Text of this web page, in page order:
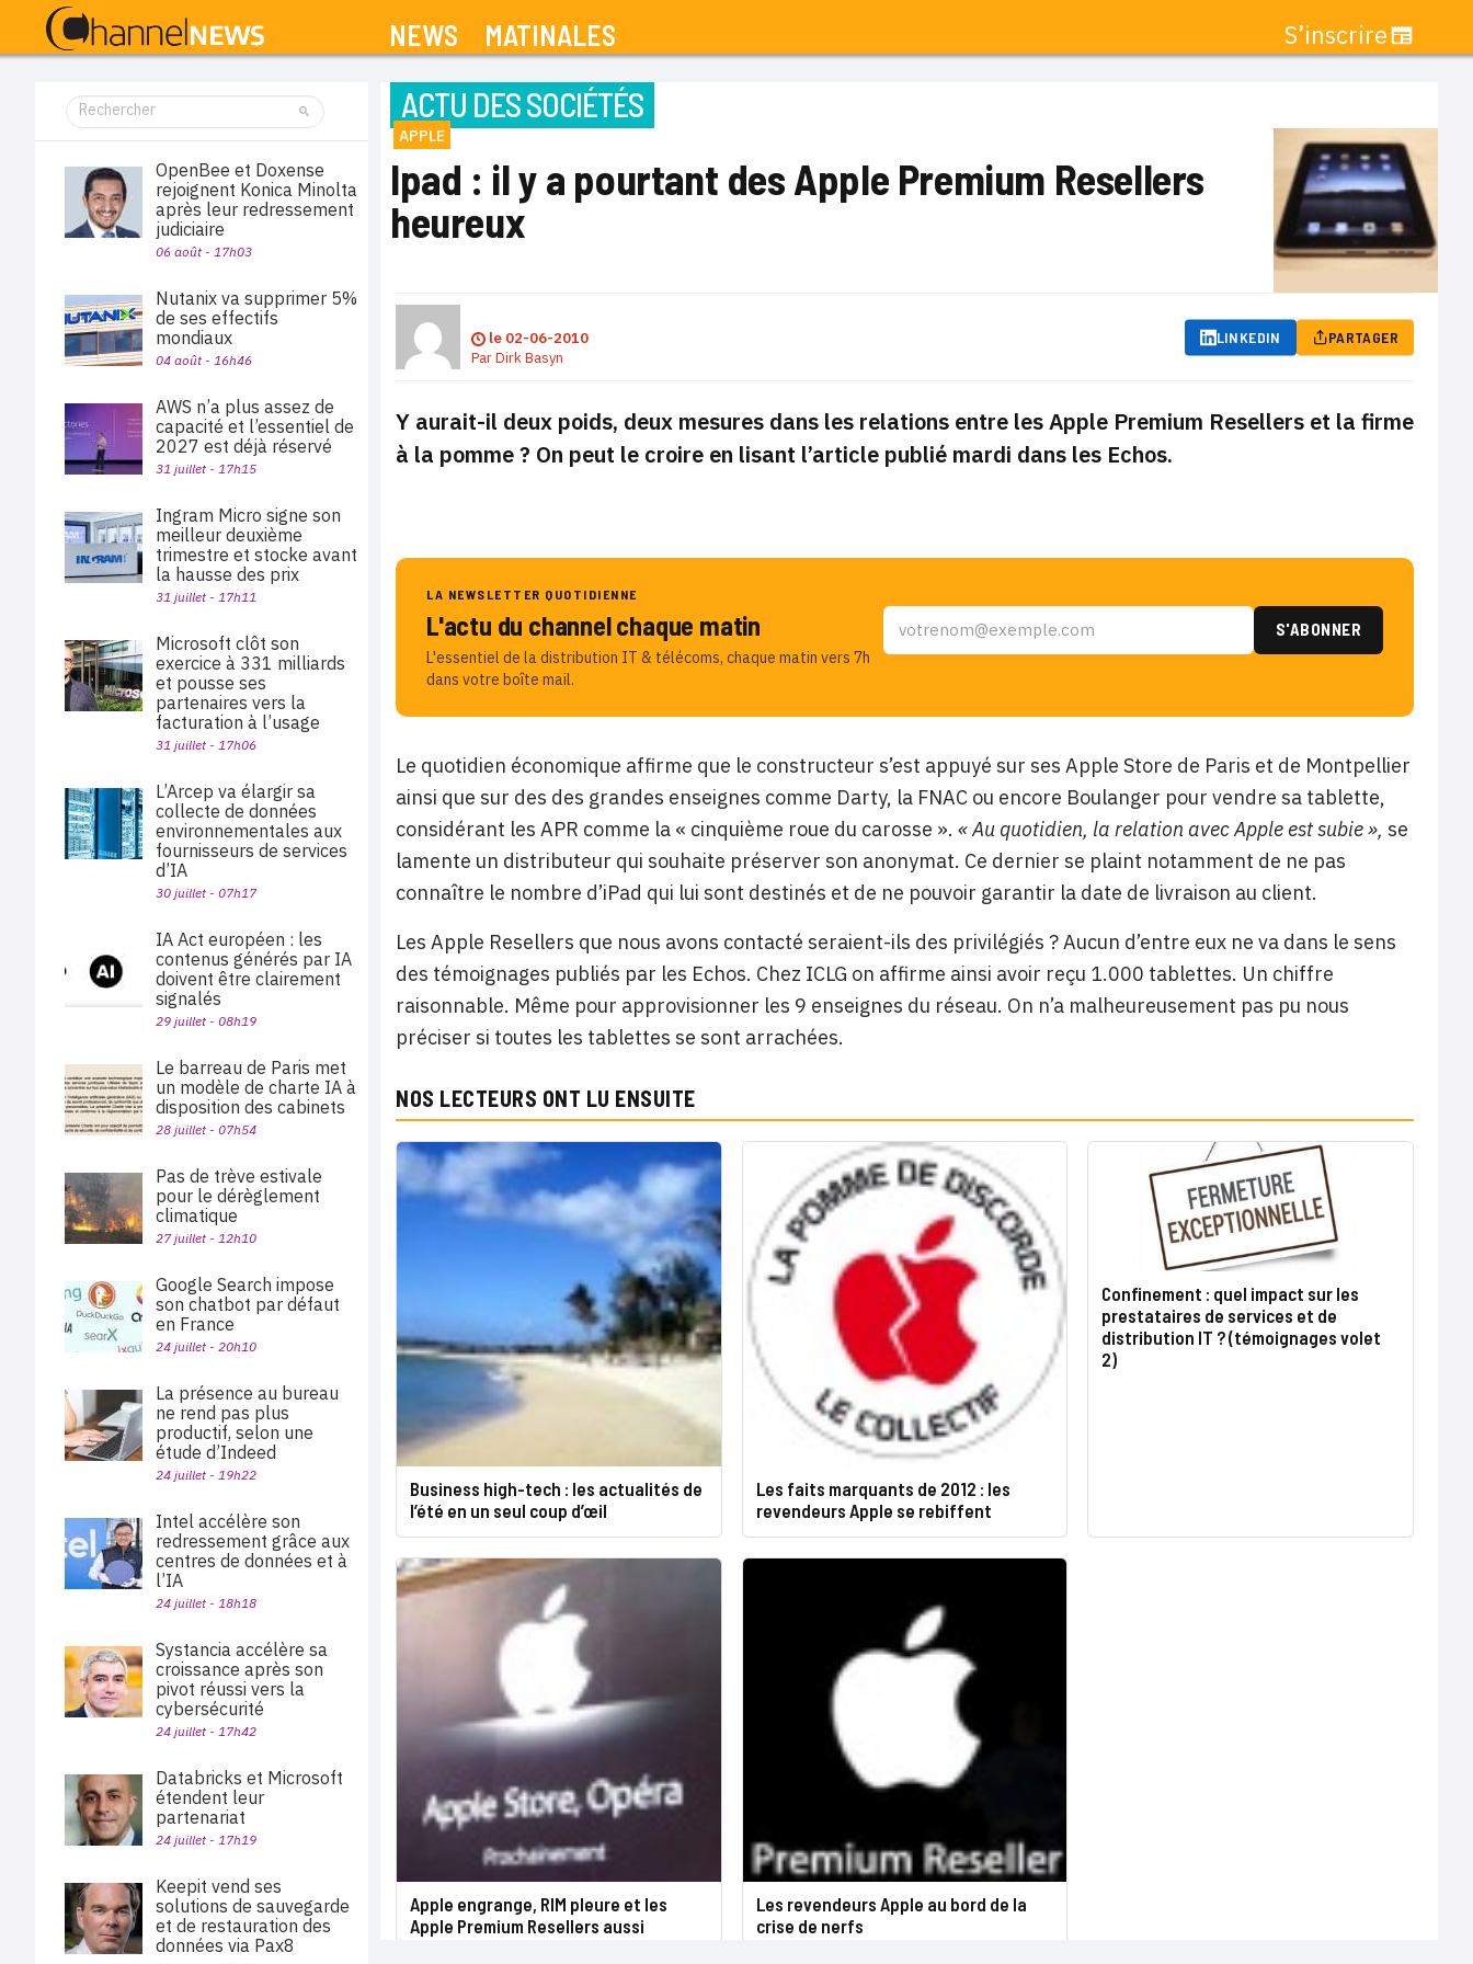
NEWS MATINALES S’inscrire
ACTU DES SOCIÉTÉS
APPLE
Ipad : il y a pourtant des Apple Premium Resellers
heureux
le 02-06-2010
ParDirk Basyn
LINKEDIN PARTAGER
Y aurait-il deux poids, deux mesures dans les relations entre les Apple Premium Resellers et la firme
à la pomme ? On peut le croire en lisant l’article publié mardi dans les Echos.
LA NEWSLETTER QUOTIDIENNE
L'actu du channel chaque matin
L'essentiel de la distribution IT & télécoms, chaque matin vers 7h
dans votre boîte mail.
Le quotidien économique affirme que le constructeur s’est appuyé sur ses Apple Store de Paris et de Montpellier
ainsi que sur des des grandes enseignes comme Darty, la FNAC ou encore Boulanger pour vendre sa tablette,
considérant les APR comme la « cinquième roue du carosse ». « Au quotidien, la relation avec Apple est subie », se
lamente un distributeur qui souhaite préserver son anonymat. Ce dernier se plaint notamment de ne pas
connaître le nombre d’iPad qui lui sont destinés et de ne pouvoir garantir la date de livraison au client.
Les Apple Resellers que nous avons contacté seraient-ils des privilégiés ? Aucun d’entre eux ne va dans le sens
des témoignages publiés par les Echos. Chez ICLG on affirme ainsi avoir reçu 1.000 tablettes. Un chiffre
raisonnable. Même pour approvisionner les 9 enseignes du réseau. On n’a malheureusement pas pu nous
préciser si toutes les tablettes se sont arrachées.
NOS LECTEURS ONT LU ENSUITE
Business high-tech : les actualités de
l’été en un seul coup d’œil
Les faits marquants de 2012 : les
revendeurs Apple se rebiffent
Confinement : quel impact sur les
prestataires de services et de
distribution IT ? (témoignages volet
2)
Apple engrange, RIM pleure et les
Apple Premium Resellers aussi
Les revendeurs Apple au bord de la
crise de nerfs
OpenBee et Doxense
rejoignent Konica Minolta
après leur redressement
judiciaire
06 août - 17h03
Nutanix va supprimer 5%
de ses effectifs
mondiaux
04 août - 16h46
AWS n’a plus assez de
capacité et l’essentiel de
2027 est déjà réservé
31 juillet - 17h15
Ingram Micro signe son
meilleur deuxième
trimestre et stocke avant
la hausse des prix
31 juillet - 17h11
Microsoft clôt son
exercice à 331 milliards
et pousse ses
partenaires vers la
facturation à l’usage
31 juillet - 17h06
L’Arcep va élargir sa
collecte de données
environnementales aux
fournisseurs de services
d’IA
30 juillet - 07h17
IA Act européen : les
contenus générés par IA
doivent être clairement
signalés
29 juillet - 08h19
Le barreau de Paris met
un modèle de charte IA à
disposition des cabinets
28 juillet - 07h54
Pas de trève estivale
pour le dérèglement
climatique
27 juillet - 12h10
Google Search impose
son chatbot par défaut
en France
24 juillet - 20h10
La présence au bureau
ne rend pas plus
productif, selon une
étude d’Indeed
24 juillet - 19h22
Intel accélère son
redressement grâce aux
centres de données et à
l’IA
24 juillet - 18h18
Systancia accélère sa
croissance après son
pivot réussi vers la
cybersécurité
24 juillet - 17h42
Databricks et Microsoft
étendent leur
partenariat
24 juillet - 17h19
Keepit vend ses
solutions de sauvegarde
et de restauration des
données via Pax8